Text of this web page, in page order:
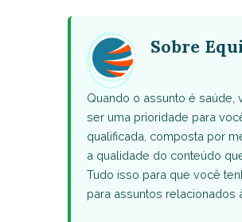
Sobre
Quando o assunto é
ser uma prioridade para
qualificada, composta por
a qualidade do conteúdo
Tudo isso para que você
para assuntos relacionados